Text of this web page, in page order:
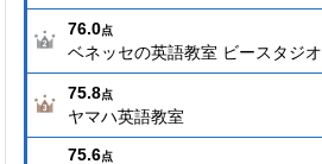
76.0点
ベネッセの英語教室 ビースタジオ
75.8点
ヤマハ英語教室
75.6点